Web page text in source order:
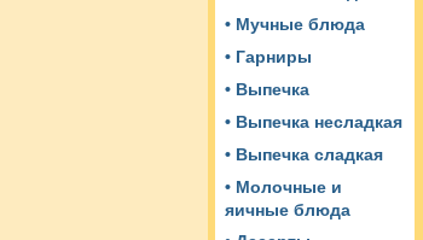
• Мучные блюда
• Гарниры
• Выпечка
• Выпечка несладкая
• Выпечка сладкая
• Молочные и
яичные блюда